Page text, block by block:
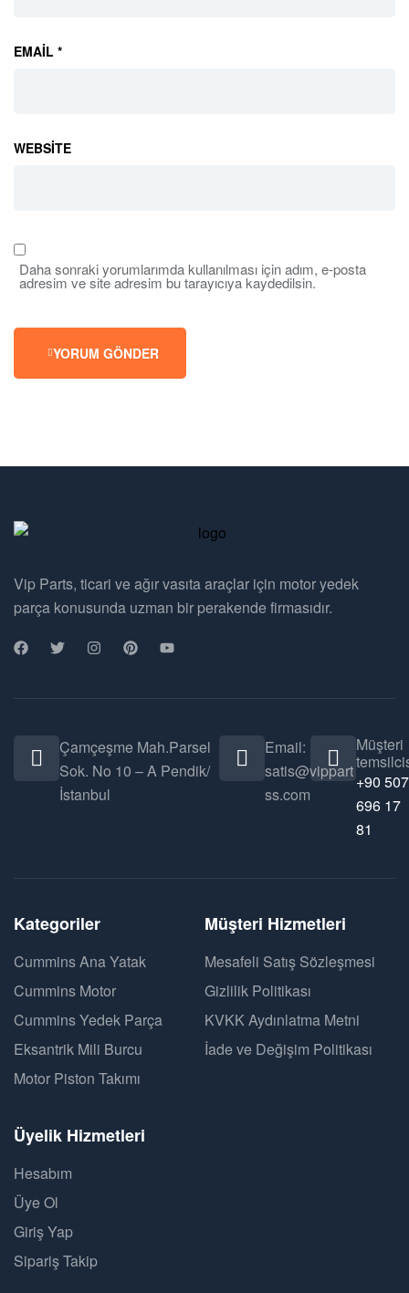
EMAIL *
WEBSITE
Daha sonraki yorumlarımda kullanılması için adım, e-posta
adresim ve site adresim bu tarayıcıya kaydedilsin.
YORUM GÖNDER
Vip Parts, ticari ve ağır vasıta araçlar için motor yedek
parça konusunda uzman bir perakende firmasıdır.
Çamçeşme Mah.Parsel
Sok. No 10 – A Pendik/
İstanbul
Email:
satis@vippart
ss.com
Müşteri
+90 507
696 17
81
Kategoriler
Cummins Ana Yatak
Cummins Motor
Cummins Yedek Parça
Eksantrik Mili Burcu
Motor Piston Takımı
Müşteri Hizmetleri
Mesafeli Satış Sözleşmesi
Gizlilik Politikası
KVKK Aydınlatma Metni
İade ve Değişim Politikası
Üyelik Hizmetleri
Hesabım
Üye Ol
Giriş Yap
Sipariş Takip